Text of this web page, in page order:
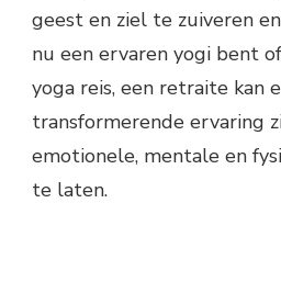
geest en ziel te zuiveren
nu een ervaren yogi bent
yoga reis, een retraite kan
transformerende ervaring
emotionele, mentale en
te laten.